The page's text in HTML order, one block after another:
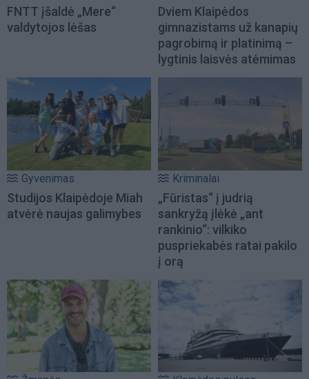
FNTT įšaldė „Mere“
valdytojos lėšas
Dviem Klaipėdos
gimnazistams už kanapių
pagrobimą ir platinimą –
lygtinis laisvės atėmimas
Gyvenimas
Studijos Klaipėdoje Miah
atvėrė naujas galimybes
Kriminalai
„Fūristas“ į judrią
sankryžą įlėkė „ant
rankinio“: vilkiko
puspriekabės ratai pakilo
į orą